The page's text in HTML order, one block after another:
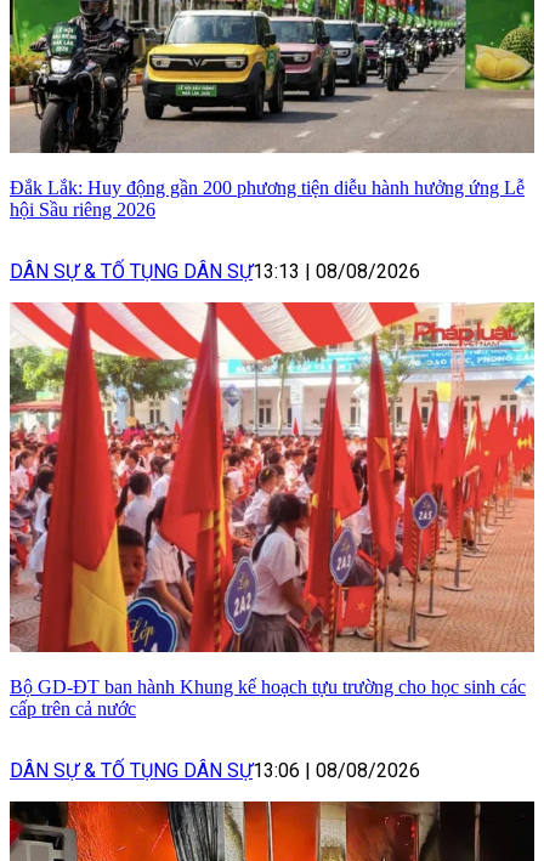
Đắk Lắk: Huy động gần 200 phương tiện diễu hành hưởng ứng Lễ
hội Sầu riêng 2026
DÂN SỰ & TỐ TỤNG DÂN SỰ13:13 08/08/2026
Bộ GD-ĐT ban hành Khung kế hoạch tựu trường cho học sinh các
cấp trên cả nước
DÂN SỰ & TỐ TỤNG DÂN SỰ13:06 08/08/2026